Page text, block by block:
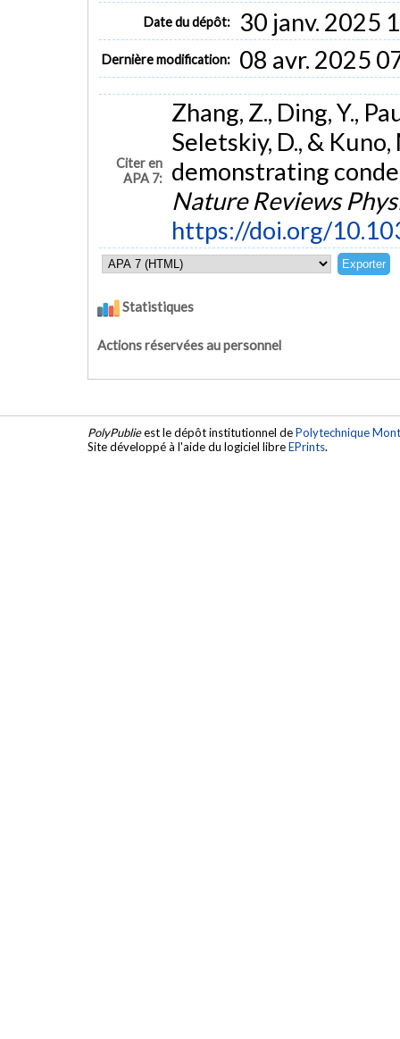
Date du dépôt: 30 janv. 2025
Dernière modification: 08 avr. 2025
Citer en
APA 7:
Zhang, Z., Ding, Y.,
Seletskiy, D., &
demonstrating
Nature Reviews
https://doi.org/
Statistiques
Actions réservées au personnel
PolyPublieest le dépôt institutionnel dePolytechnique
Site développé à l'aide du logiciel libreEPrints.